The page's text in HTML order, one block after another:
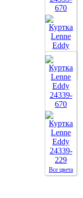
Все цвета
Все цвета